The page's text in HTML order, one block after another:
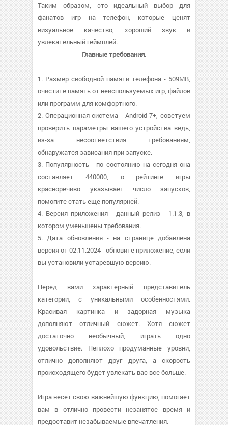
Таким образом, это идеальный выбор для
фанатов игр на телефон, которые ценят
визуальное качество, хороший звук и
увлекательный геймплей.
Главные требования.
1. Размер свободной памяти телефона - 509MB,
очистите память от неиспользуемых игр, файлов
или программ для комфортного.
2. Операционная система - Android 7+, советуем
проверить параметры вашего устройства ведь,
из-за несоответствия требованиям,
обнаружатся зависания при запуске.
3. Популярность - по состоянию на сегодня она
составляет 440000, о рейтинге игры
красноречиво указывает число запусков,
помогите стать еще популярней.
4. Версия приложения - данный релиз - 1.1.3, в
котором уменьшены требования.
5. Дата обновления - на странице добавлена
версия от 02.11.2024 - обновите приложение, если
вы установили устаревшую версию.
Перед вами характерный представитель
категории, с уникальными особенностями.
Красивая картинка и задорная музыка
дополняют отличный сюжет. Хотя сюжет
достаточно необычный, играть одно
удовольствие. Неплохо продуманные уровни,
отлично дополняют друг друга, а скорость
происходящего будет увлекать вас все больше.
Игра несет свою важнейшую функцию, помогает
вам в отлично провести незанятое время и
предоставит незабываемые впечатления.